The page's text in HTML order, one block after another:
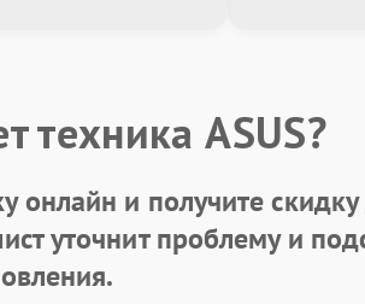
техника ASUS?
онлайн и получите
уточнит проблему и